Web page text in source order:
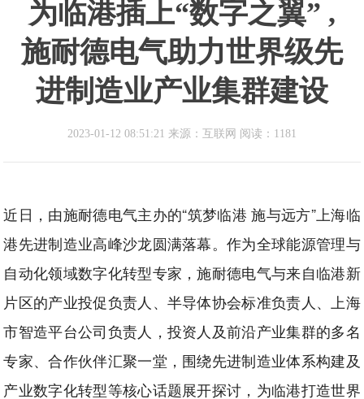
为临港插上“数字之翼” ,
施耐德电气助力世界级先
进制造业产业集群建设
2023-01-12 08:51:21 来源：互联网 阅读：1181
近日，由施耐德电气主办的“筑梦临港 施与远方”上海临
港先进制造业高峰沙龙圆满落幕。作为全球能源管理与
自动化领域数字化转型专家，施耐德电气与来自临港新
片区的产业投促负责人、半导体协会标准负责人、上海
市智造平台公司负责人，投资人及前沿产业集群的多名
专家、合作伙伴汇聚一堂，围绕先进制造业体系构建及
产业数字化转型等核心话题展开探讨，为临港打造世界